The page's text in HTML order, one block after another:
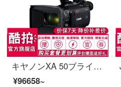
キヤノンXA 50ブライダル会議活動教育教育教育教育4 Kハイビジョン専門デジタルカメラ赤外線夜間撮影XA 50黒公式標準装備
¥96658~